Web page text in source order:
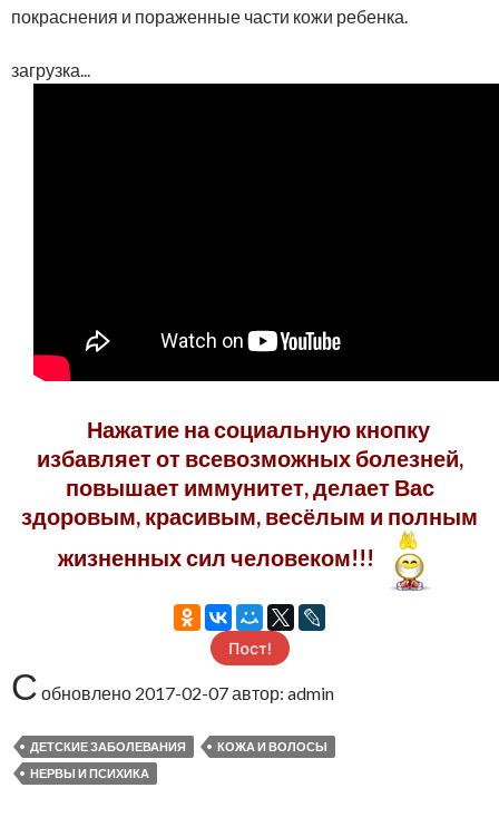
покраснения и пораженные части кожи ребенка.
загрузка...
Нажатие на социальную кнопку
избавляет от всевозможных болезней,
повышает иммунитет, делает Вас
здоровым, красивым, весёлым и полным
жизненных сил человеком!!!
С обновлено 2017-02-07автор: admin
ДЕТСКИЕ ЗАБОЛЕВАНИЯ
КОЖА И ВОЛОСЫ
НЕРВЫ И ПСИХИКА